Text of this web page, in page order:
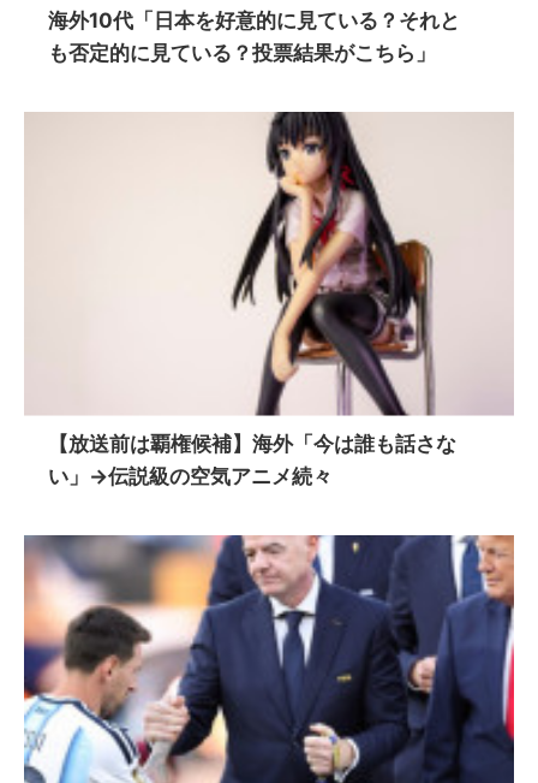
海外10代「日本を好意的に見ている？それと
も否定的に見ている？投票結果がこちら」
【放送前は覇権候補】海外「今は誰も話さな
い」→伝説級の空気アニメ続々